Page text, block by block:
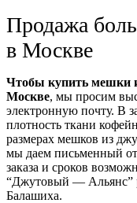
Продажа
в Москве
Чтобы купить мешки
Москве, мы просим
электронную почту. В
плотность ткани
размерах мешков из
мы даем письменный
заказа и сроков
“Джутовый — Альянс”
Балашиха.